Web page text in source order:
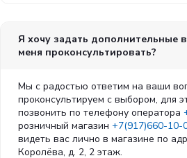
Я хочу задать дополнительные
меня проконсультировать?
Мы с радостью ответим на ваши
проконсультируем с выбором, для
позвонить по телефону оператора
розничный магазин +7(917)660-10-
видеть вас лично в магазине по
Королёва, д. 2, 2 этаж.